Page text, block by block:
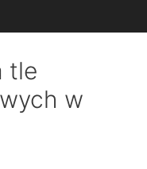
tle
w